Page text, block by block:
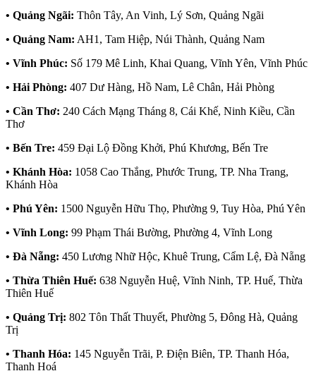
• Quảng Ngãi: Thôn Tây, An Vinh, Lý Sơn, Quảng Ngãi
• Quảng Nam: AH1, Tam Hiệp, Núi Thành, Quảng Nam
• Vĩnh Phúc: Số 179 Mê Linh, Khai Quang, Vĩnh Yên, Vĩnh Phúc
• Hải Phòng: 407 Dư Hàng, Hồ Nam, Lê Chân, Hải Phòng
• Cần Thơ: 240 Cách Mạng Tháng 8, Cái Khế, Ninh Kiều, Cần
Thơ
• Bến Tre: 459 Đại Lộ Đồng Khởi, Phú Khương, Bến Tre
• Khánh Hòa: 1058 Cao Thắng, Phước Trung, TP. Nha Trang,
Khánh Hòa
• Phú Yên: 1500 Nguyễn Hữu Thọ, Phường 9, Tuy Hòa, Phú Yên
• Vĩnh Long: 99 Phạm Thái Bường, Phường 4, Vĩnh Long
• Đà Nẵng: 450 Lương Nhữ Hộc, Khuê Trung, Cẩm Lệ, Đà Nẵng
• Thừa Thiên Huế: 638 Nguyễn Huệ, Vĩnh Ninh, TP. Huế, Thừa
Thiên Huế
• Quảng Trị: 802 Tôn Thất Thuyết, Phường 5, Đông Hà, Quảng
Trị
• Thanh Hóa: 145 Nguyễn Trãi, P. Điện Biên, TP. Thanh Hóa,
Thanh Hoá